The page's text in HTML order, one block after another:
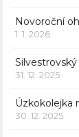
Novoroční
1. 1. 2026
31. 12. 2025
Úzkokolejka
30. 12. 2025